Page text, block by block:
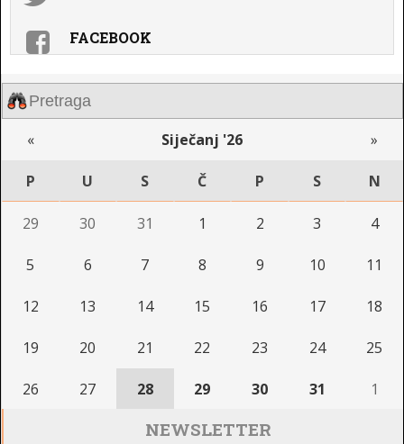
FACEBOOK
« Siječanj '26 »
P U S Č P S N
29 30 31 1 2 3 4
5 6 7 8 9 10 11
12 13 14 15 16 17 18
19 20 21 22 23 24 25
26 27 28 29 30 31 1
NEWSLETTER